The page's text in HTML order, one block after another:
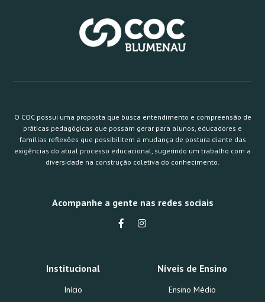
O COC possui uma proposta que busca entendimento e compreensão de
práticas pedagógicas que possam gerar para alunos, educadores e
famílias reflexões que possibilitem a mudança de postura diante das
exigências do atual processo educacional, sugerindo um trabalho com a
diversidade na construção coletiva do conhecimento.
Acompanhe a gente nas redes sociais
Institucional
Início
Níveis de Ensino
Ensino Médio